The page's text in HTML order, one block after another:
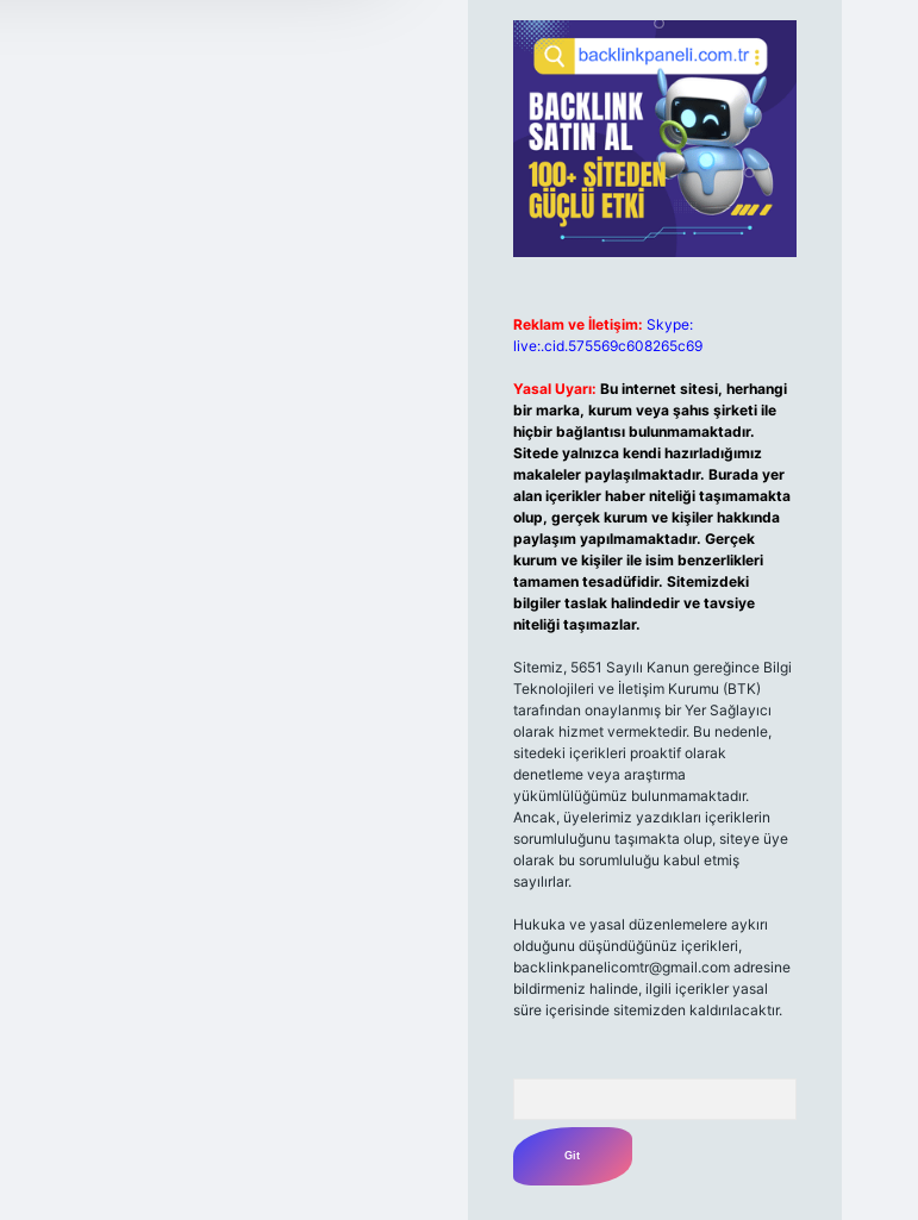
Reklam ve İletişim: Skype:
live:.cid.575569c608265c69
Yasal Uyarı: Bu internet sitesi, herhangi
bir marka, kurum veya şahıs şirketi ile
hiçbir bağlantısı bulunmamaktadır.
Sitede yalnızca kendi hazırladığımız
makaleler paylaşılmaktadır. Burada yer
alan içerikler haber niteliği taşımamakta
olup, gerçek kurum ve kişiler hakkında
paylaşım yapılmamaktadır. Gerçek
kurum ve kişiler ile isim benzerlikleri
tamamen tesadüfidir. Sitemizdeki
bilgiler taslak halindedir ve tavsiye
niteliği taşımazlar.
Sitemiz, 5651 Sayılı Kanun gereğince Bilgi
Teknolojileri ve İletişim Kurumu (BTK)
tarafından onaylanmış bir Yer Sağlayıcı
olarak hizmet vermektedir. Bu nedenle,
sitedeki içerikleri proaktif olarak
denetleme veya araştırma
yükümlülüğümüz bulunmamaktadır.
Ancak, üyelerimiz yazdıkları içeriklerin
sorumluluğunu taşımakta olup, siteye üye
olarak bu sorumluluğu kabul etmiş
sayılırlar.
Hukuka ve yasal düzenlemelere aykırı
olduğunu düşündüğünüz içerikleri,
backlinkpanelicomtr@gmail.comadresine
bildirmeniz halinde, ilgili içerikler yasal
süre içerisinde sitemizden kaldırılacaktır.